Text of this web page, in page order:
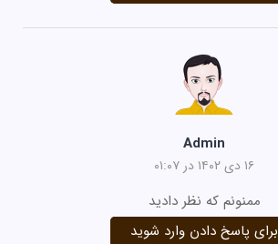
Admin
۱۶ دی ۱۴۰۲ در ۰۱:۰۷
ممنونم که نظر دادید
برای پاسخ دادن وارد شوید